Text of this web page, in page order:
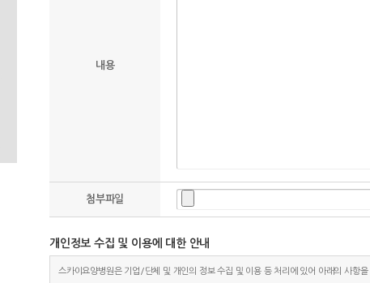
내용
첨부파일
개인정보 수집 및 이용에 대한 안내
스카이요양병원은 기업/단체 및 개인의 정보 수집 및 이용 등 처리에 있어 아래의 사항